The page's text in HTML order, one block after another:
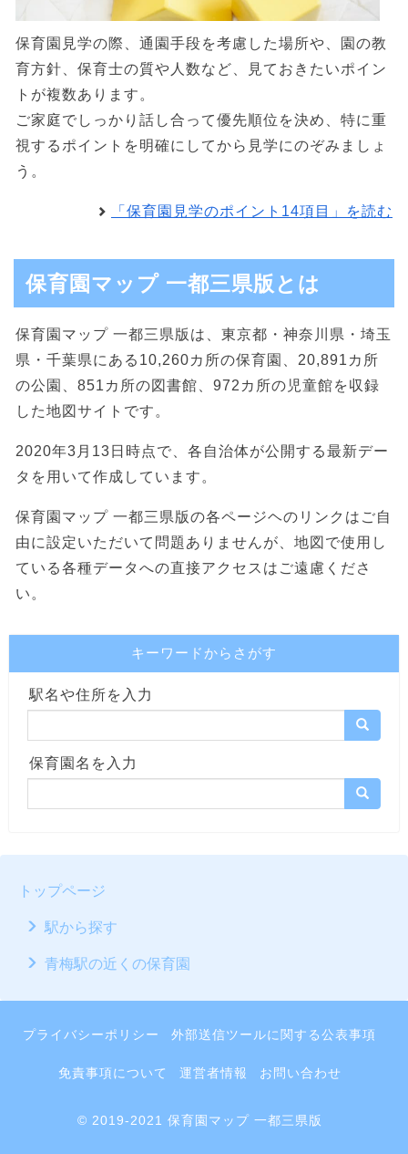
保育園見学の際、通園手段を考慮した場所や、園の教
育方針、保育士の質や人数など、見ておきたいポイン
トが複数あります。
ご家庭でしっかり話し合って優先順位を決め、特に重
視するポイントを明確にしてから見学にのぞみましょ
う。
「保育園見学のポイント14項目」を読む
保育園マップ 一都三県版とは
保育園マップ 一都三県版は、東京都・神奈川県・埼玉
県・千葉県にある10,260カ所の保育園、20,891カ所
の公園、851カ所の図書館、972カ所の児童館を収録
した地図サイトです。
2020年3月13日時点で、各自治体が公開する最新デー
タを用いて作成しています。
保育園マップ 一都三県版の各ページヘのリンクはご自
由に設定いただいて問題ありませんが、地図で使用し
ている各種データへの直接アクセスはご遠慮くださ
い。
キーワードからさがす
駅名や住所を入力
保育園名を入力
トップページ
駅から探す
青梅駅の近くの保育園
プライバシーポリシー 外部送信ツールに関する公表事項
免責事項について 運営者情報 お問い合わせ
© 2019-2021 保育園マップ 一都三県版